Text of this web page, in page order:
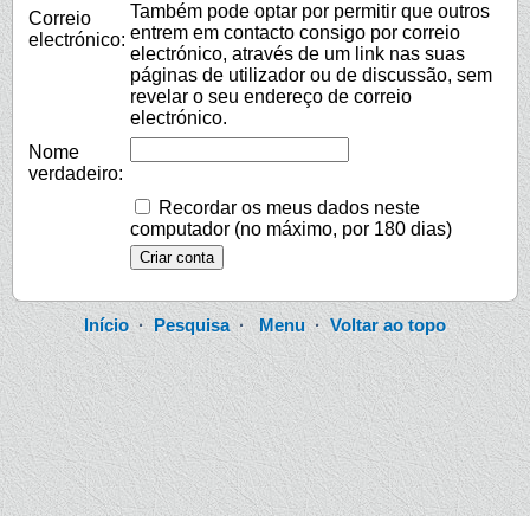
Correio
electrónico:
Também pode optar por permitir que outros
entrem em contacto consigo por correio
electrónico, através de um link nas suas
páginas de utilizador ou de discussão, sem
revelar o seu endereço de correio
electrónico.
Nome
verdadeiro:
Recordar os meus dados neste
computador (no máximo, por 180 dias)
Início·Pesquisa·Menu·Voltar ao topo